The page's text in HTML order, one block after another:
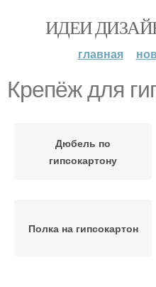
ИДЕИ
главная
Крепёж для
Дюбель по
гипсокартону
Полка на гипсокартон